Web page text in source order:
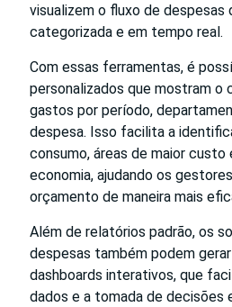
visualizem o fluxo de despesas
categorizada e em tempo real.
Com essas ferramentas, é
personalizados que mostram o
gastos por período,
despesa. Isso facilita a
consumo, áreas de maior
economia, ajudando os
orçamento de maneira mais
Além de relatórios padrão, os
despesas também podem
dashboards interativos, que
dados e a tomada de decisões